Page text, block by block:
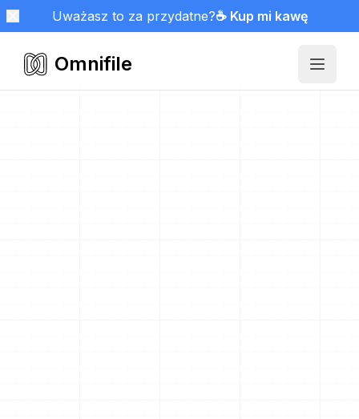
Uważasz to za przydatne?☕ Kup mi kawę
Omnifile